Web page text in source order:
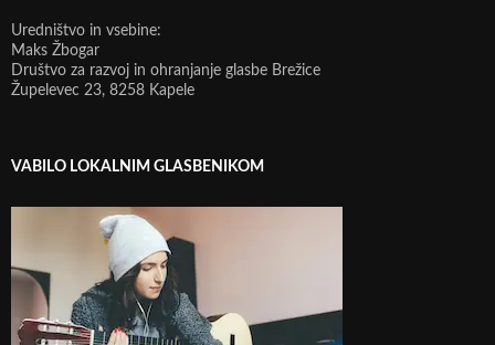
Uredništvo in vsebine:
Maks Žbogar
Društvo za razvoj in ohranjanje glasbe Brežice
Župelevec 23, 8258 Kapele
VABILO LOKALNIM GLASBENIKOM